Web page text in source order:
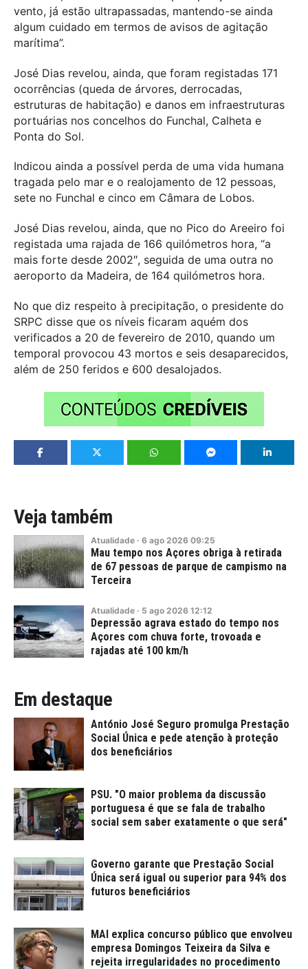
vento, já estão ultrapassadas, mantendo-se ainda
algum cuidado em termos de avisos de agitação
marítima”.
José Dias revelou, ainda, que foram registadas 171
ocorrências (queda de árvores, derrocadas,
estruturas de habitação) e danos em infraestruturas
portuárias nos concelhos do Funchal, Calheta e
Ponta do Sol.
Indicou ainda a possível perda de uma vida humana
tragada pelo mar e o realojamento de 12 pessoas,
sete no Funchal e cinco em Câmara de Lobos.
José Dias revelou, ainda, que no Pico do Areeiro foi
registada uma rajada de 166 quilómetros hora, “a
mais forte desde 2002″, seguida de uma outra no
aeroporto da Madeira, de 164 quilómetros hora.
No que diz respeito à precipitação, o presidente do
SRPC disse que os níveis ficaram aquém dos
verificados a 20 de fevereiro de 2010, quando um
temporal provocou 43 mortos e seis desaparecidos,
além de 250 feridos e 600 desalojados.
Veja também
Atualidade · 6 ago 2026 09:25
Mau tempo nos Açores obriga à retirada
de 67 pessoas de parque de campismo na
Terceira
Atualidade · 5 ago 2026 12:12
Depressão agrava estado do tempo nos
Açores com chuva forte, trovoada e
rajadas até 100 km/h
Em destaque
António José Seguro promulga Prestação
Social Única e pede atenção à proteção
dos beneficiários
PSU. "O maior problema da discussão
portuguesa é que se fala de trabalho
social sem saber exatamente o que será"
Governo garante que Prestação Social
Única será igual ou superior para 94% dos
futuros beneficiários
MAI explica concurso público que envolveu
empresa Domingos Teixeira da Silva e
rejeita irregularidades no procedimento